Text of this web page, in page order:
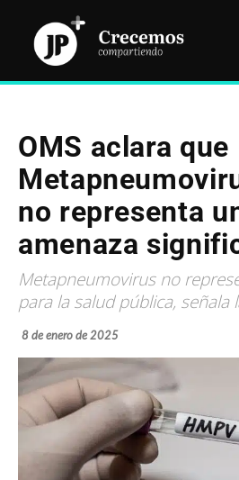
OMS aclara que
no representa
amenaza
Metapneumovirus no
para la salud pública, señala
8 de enero de 2025